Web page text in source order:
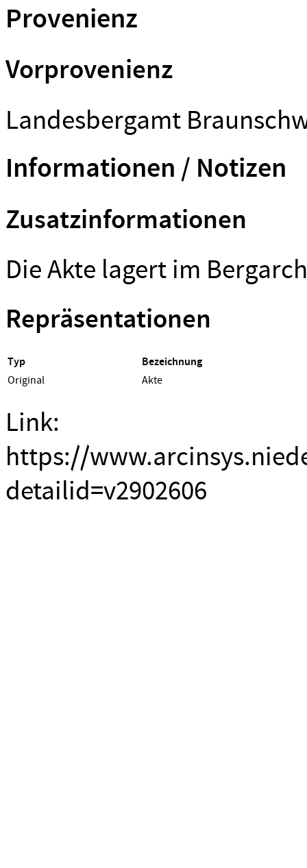
Provenienz
Vorprovenienz
Landesbergamt
Informationen / Notizen
Zusatzinformationen
Die Akte lagert im
Repräsentationen
Typ Bezeichnung
Original Akte
Link:
https://
detailid=v2902606